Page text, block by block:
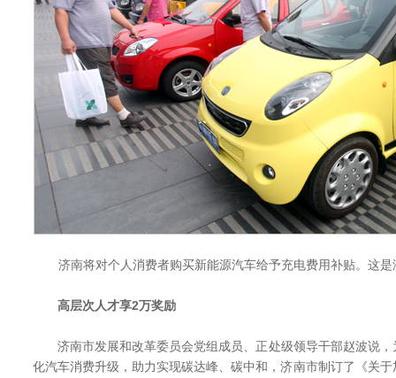
济南将对个人消费者购买新能源汽车给予充电费用补贴。这
高层次人才享2万奖励
济南市发展和改革委员会党组成员、正处级领导干部赵波说，
化汽车消费升级，助力实现碳达峰、碳中和，济南市制订了《关